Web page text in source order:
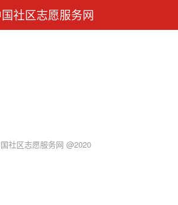
社区志愿服务网
社区志愿服务网 @2020